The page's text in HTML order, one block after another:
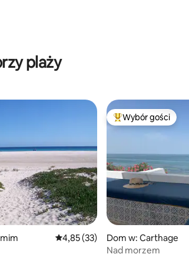
plaży
Średnia ocena: 4,85 na 5, liczba
4,85 (33)
Najpopularniejsze
Wybór gości
Dom w: Carthage
Nad morzem